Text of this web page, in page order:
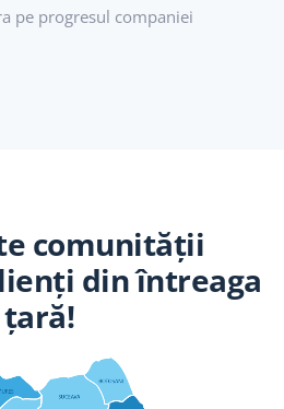
pe progresul companiei
comunității
din întreaga
țară!